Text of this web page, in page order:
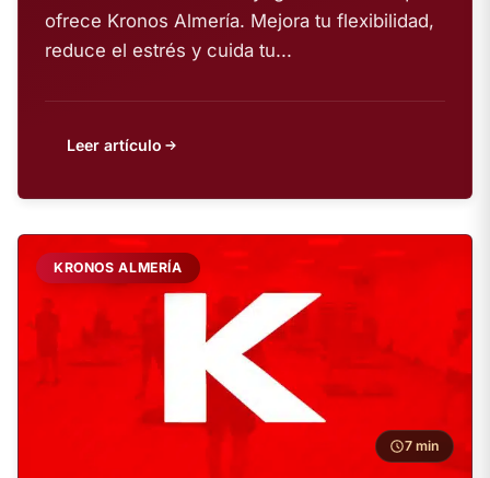
ofrece Kronos Almería. Mejora tu flexibilidad,
reduce el estrés y cuida tu...
Leer artículo
KRONOS ALMERÍA
7 min